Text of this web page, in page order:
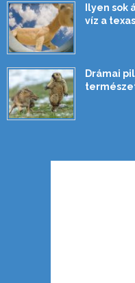
Ilyen
víz a
Drámai